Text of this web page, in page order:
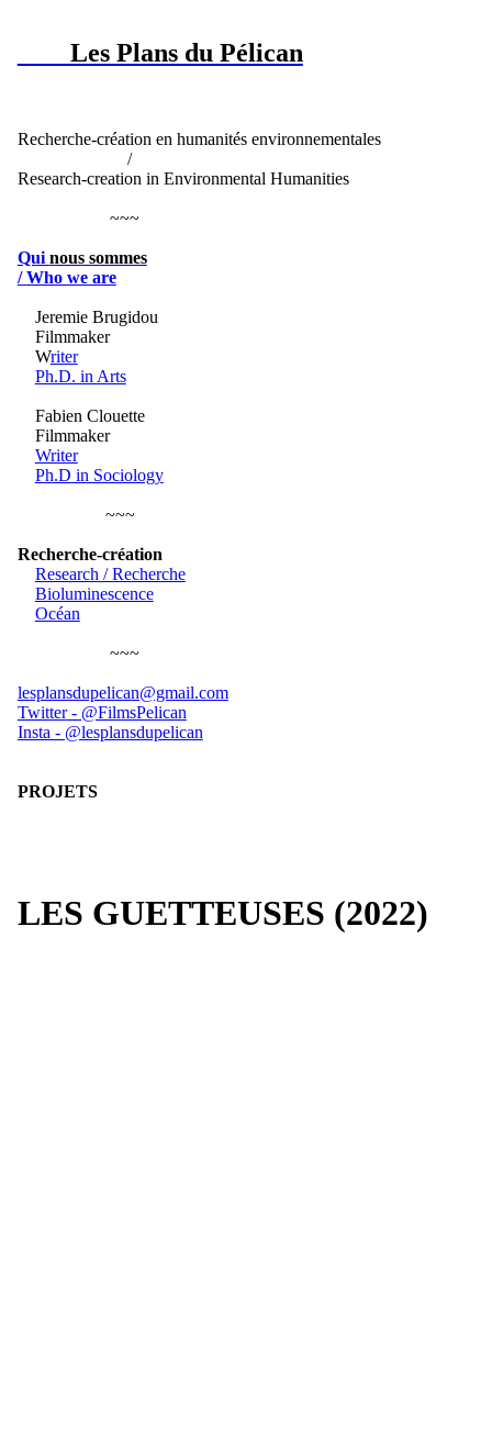
Les Plans du Pélican
Recherche-création en humanités environnementales
/
Research-creation in Environmental Humanities
~~~
Qui nous sommes
/ Who we are
Jeremie Brugidou
Filmmaker
Writer
Ph.D. in Arts
Fabien Clouette
Filmmaker
Writer
Ph.D in Sociology
~~~
Recherche-création
Research / Recherche
Bioluminescence
Océan
~~~
lesplansdupelican@gmail.com
Twitter- @FilmsPelican
Insta - @lesplansdupelican
PROJETS
LES GUETTEUSES (2022)